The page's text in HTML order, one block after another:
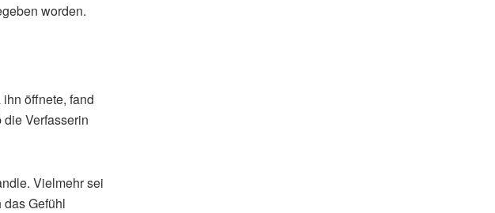
worden.
öffnete, fand
Verfasserin
Vielmehr sei
Gefühl